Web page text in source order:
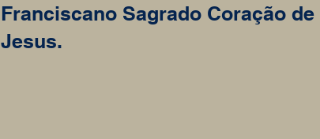
Franciscano Sagrado Coração de
Jesus.